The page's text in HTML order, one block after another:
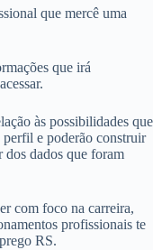
que mercê uma
que irá
às possibilidades que
perfil e poderão construir
dados que foram
com foco na carreira,
profissionais te
RS.